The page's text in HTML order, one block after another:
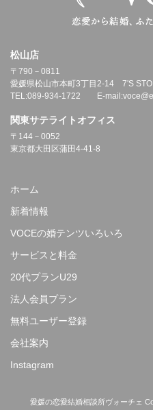
松山店
〒790－0811
愛媛県松山市本町3丁目2-14 7'S
TEL:089-934-1722 E-
関東サテライトオフィス
〒144－0052
東京都大田区蒲田4-41-8
ホーム
新着情報
VOCEの婚テンツいろいろ
サービスと料金
20代プランU29
法人会員プラン
無料ユーザー登録
会社案内
Instagram
愛媛の恋愛結婚相談所ヴォーチェ